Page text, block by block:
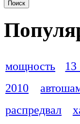
мощность
2010
распредвал